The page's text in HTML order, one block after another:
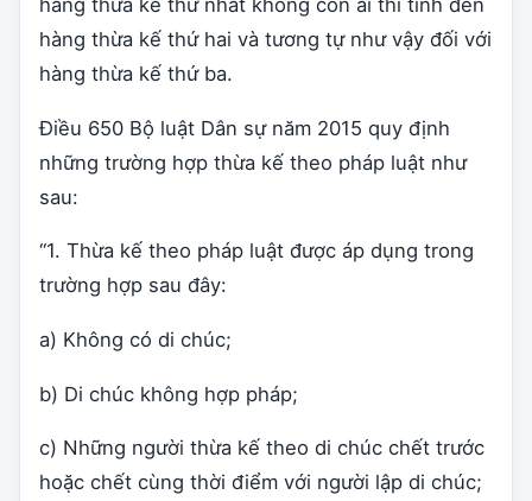
hàng thừa kế thứ nhất không còn ai thì tính đến
hàng thừa kế thứ hai và tương tự như vậy đối với
hàng thừa kế thứ ba.
Điều 650 Bộ luật Dân sự năm 2015 quy định
những trường hợp thừa kế theo pháp luật như
sau:
“1. Thừa kế theo pháp luật được áp dụng trong
trường hợp sau đây:
a) Không có di chúc;
b) Di chúc không hợp pháp;
c) Những người thừa kế theo di chúc chết trước
hoặc chết cùng thời điểm với người lập di chúc;